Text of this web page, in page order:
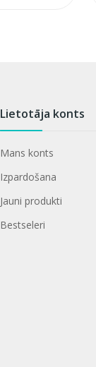
Lietotāja konts
Mans konts
Izpardošana
Jauni produkti
Bestseleri